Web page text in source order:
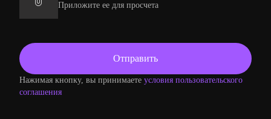
Приложите ее для просчета
Нажимая кнопку, вы принимаете условия пользовательского
соглашения